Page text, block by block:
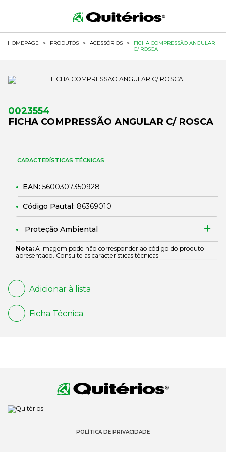
HOMEPAGE > PRODUTOS > ACESSÓRIOS >
FICHA COMPRESSÃO ANGULAR
C/ ROSCA
0023554
FICHA COMPRESSÃO ANGULAR C/ ROSCA
CARACTERÍSTICAS TÉCNICAS
EAN: 5600307350928
Código Pautal: 86369010
Proteção Ambiental
Nota: A imagem pode não corresponder ao código do produto
apresentado. Consulte as características técnicas.
Adicionar à lista
Ficha Técnica
POLÍTICA DE PRIVACIDADE